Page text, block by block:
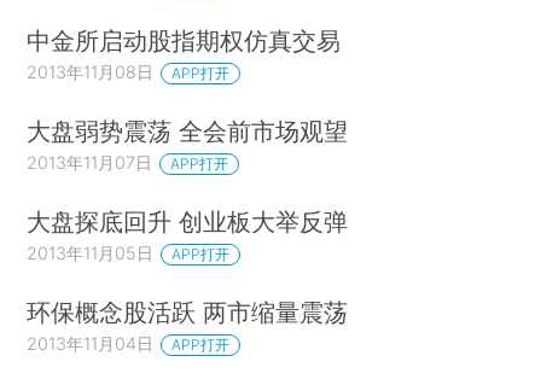
中金所启动股指期权仿真交易
2013年11月08日 APP打开
大盘弱势震荡 全会前市场观望
2013年11月07日 APP打开
大盘探底回升 创业板大举反弹
2013年11月05日 APP打开
环保概念股活跃 两市缩量震荡
2013年11月04日 APP打开